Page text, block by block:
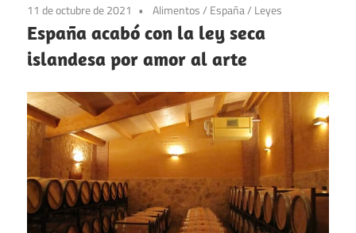
historia
11 de octubre de 2021 Alimentos/ España/ Leyes
España acabó con la ley seca
islandesa por amor al arte